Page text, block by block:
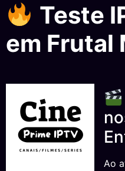
Teste
em Frutal
Ao